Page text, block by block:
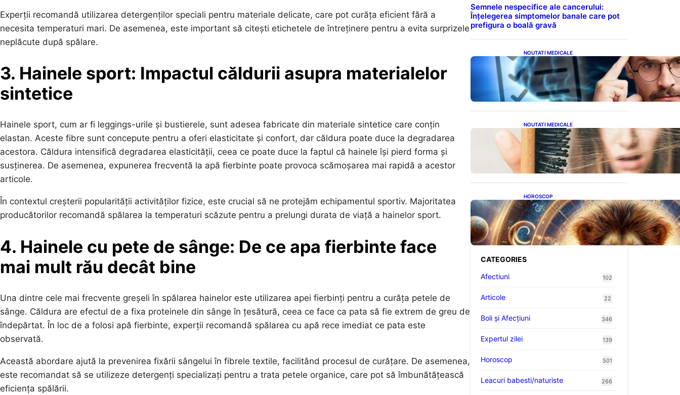
Experții recomandă utilizarea detergenților speciali pentru materiale delicate, care pot curăța eficient fără a
necesita temperaturi mari. De asemenea, este important să citești etichetele de întreținere pentru a evita surprizele
neplăcute după spălare.
3. Hainele sport: Impactul căldurii asupra materialelor
sintetice
Hainele sport, cum ar fi leggings-urile și bustierele, sunt adesea fabricate din materiale sintetice care conțin
elastan. Aceste fibre sunt concepute pentru a oferi elasticitate și confort, dar căldura poate duce la degradarea
acestora. Căldura intensifică degradarea elasticității, ceea ce poate duce la faptul că hainele își pierd forma și
susținerea. De asemenea, expunerea frecventă la apă fierbinte poate provoca scămoșarea mai rapidă a acestor
articole.
În contextul creșterii popularității activităților fizice, este crucial să ne protejăm echipamentul sportiv. Majoritatea
producătorilor recomandă spălarea la temperaturi scăzute pentru a prelungi durata de viață a hainelor sport.
4. Hainele cu pete de sânge: De ce apa fierbinte face
mai mult rău decât bine
Una dintre cele mai frecvente greșeli în spălarea hainelor este utilizarea apei fierbinți pentru a curăța petele de
sânge. Căldura are efectul de a fixa proteinele din sânge în țesătură, ceea ce face ca pata să fie extrem de greu de
îndepărtat. În loc de a folosi apă fierbinte, experții recomandă spălarea cu apă rece imediat ce pata este
observată.
Această abordare ajută la prevenirea fixării sângelui în fibrele textile, facilitând procesul de curățare. De asemenea,
este recomandat să se utilizeze detergenți specializați pentru a trata petele organice, care pot să îmbunătățească
eficiența spălării.
Semnele nespecifice ale cancerului:
Înțelegerea simptomelor banale care pot
prefigura o boală gravă
NOUTATI MEDICALE
Inteligența dincolo de note:
Semnele unui IQ ridicat
care nu țin de școală
NOUTATI MEDICALE
Semnele unei deficiențe de
proteine: Impactul asupra
sănătății tale
HOROSCOP
Portalul Leului 8/8:
Oportunități de Abundență
pentru Cinci Zodii în 2026
CATEGORIES
Afectiuni
102
Articole 22
Boli și Afecțiuni 346
Expertul zilei 139
Horoscop 501
Leacuri babesti/naturiste 266